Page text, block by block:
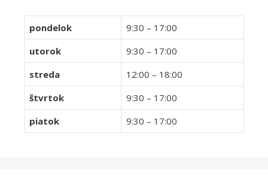
pondelok
9:30 – 17:00
utorok
9:30 – 17:00
streda
12:00 – 18:00
štvrtok
9:30 – 17:00
piatok
9:30 – 17:00